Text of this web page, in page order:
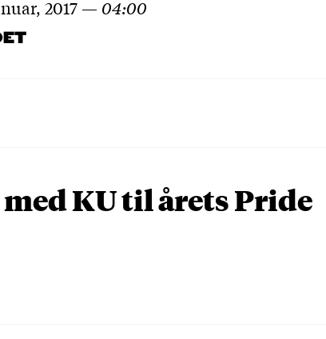
2017 — 04:00
KU til årets Pride